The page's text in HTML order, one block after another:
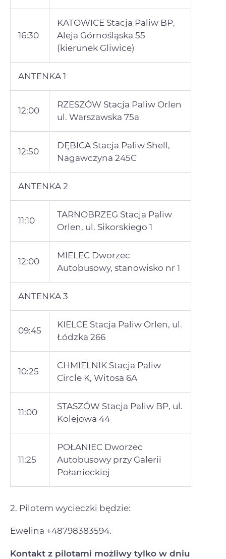
16:30
KATOWICE Stacja Paliw BP,
Aleja Górnośląska 55
(kierunek Gliwice)
ANTENKA 1
12:00
RZESZÓW Stacja Paliw Orlen
ul. Warszawska 75a
12:50
DĘBICA Stacja Paliw Shell,
Nagawczyna 245C
ANTENKA 2
11:10
TARNOBRZEG Stacja Paliw
Orlen, ul. Sikorskiego 1
12:00
MIELEC Dworzec
Autobusowy, stanowisko nr 1
ANTENKA 3
09:45
KIELCE Stacja Paliw Orlen, ul.
Łódzka 266
10:25
CHMIELNIK Stacja Paliw
Circle K, Witosa 6A
11:00
STASZÓW Stacja Paliw BP, ul.
Kolejowa 44
11:25
POŁANIEC Dworzec
Autobusowy przy Galerii
Połanieckiej
2. Pilotem wycieczki będzie:
Ewelina +48798383594.
Kontakt z pilotami możliwy tylko w dniu